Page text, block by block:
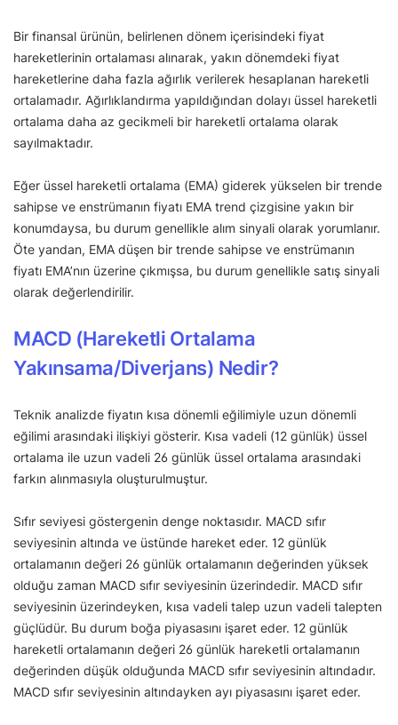
Bir finansal ürünün, belirlenen dönem içerisindeki fiyat
hareketlerinin ortalaması alınarak, yakın dönemdeki fiyat
hareketlerine daha fazla ağırlık verilerek hesaplanan hareketli
ortalamadır. Ağırlıklandırma yapıldığından dolayı üssel hareketli
ortalama daha az gecikmeli bir hareketli ortalama olarak
sayılmaktadır.
Eğer üssel hareketli ortalama (EMA) giderek yükselen bir trende
sahipse ve enstrümanın fiyatı EMA trend çizgisine yakın bir
konumdaysa, bu durum genellikle alım sinyali olarak yorumlanır.
Öte yandan, EMA düşen bir trende sahipse ve enstrümanın
fiyatı EMA’nın üzerine çıkmışsa, bu durum genellikle satış sinyali
olarak değerlendirilir.
MACD (Hareketli Ortalama
Yakınsama/Diverjans) Nedir?
Teknik analizde fiyatın kısa dönemli eğilimiyle uzun dönemli
eğilimi arasındaki ilişkiyi gösterir. Kısa vadeli (12 günlük) üssel
ortalama ile uzun vadeli 26 günlük üssel ortalama arasındaki
farkın alınmasıyla oluşturulmuştur.
Sıfır seviyesi göstergenin denge noktasıdır. MACD sıfır
seviyesinin altında ve üstünde hareket eder. 12 günlük
ortalamanın değeri 26 günlük ortalamanın değerinden yüksek
olduğu zaman MACD sıfır seviyesinin üzerindedir. MACD sıfır
seviyesinin üzerindeyken, kısa vadeli talep uzun vadeli talepten
güçlüdür. Bu durum boğa piyasasını işaret eder. 12 günlük
hareketli ortalamanın değeri 26 günlük hareketli ortalamanın
değerinden düşük olduğunda MACD sıfır seviyesinin altındadır.
MACD sıfır seviyesinin altındayken ayı piyasasını işaret eder.